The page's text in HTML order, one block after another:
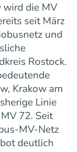
die MV
seit März
und
Rostock.
Krakow am
Linie
72. Seit
MV-Netz
deutlich